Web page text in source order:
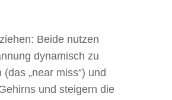
Beide nutzen
dynamisch zu
„near miss“) und
und steigern die